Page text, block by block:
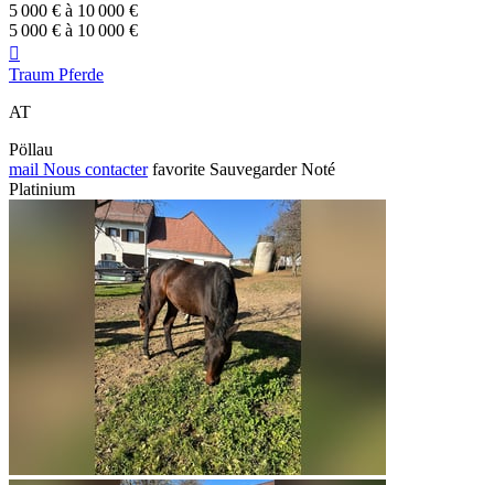
5 000 € à 10 000 €
5 000 € à 10 000 €

Traum Pferde
AT
Pöllau
mail Nous contacter favorite Sauvegarder Noté
Platinium